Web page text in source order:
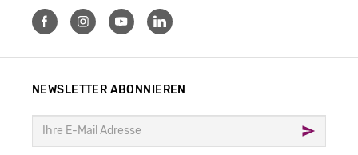
NEWSLETTER ABONNIEREN